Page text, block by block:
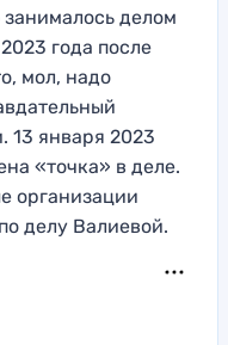
занималось делом
года после
мол, надо
13 января 2023
«точка» в деле.
организации
делу Валиевой.